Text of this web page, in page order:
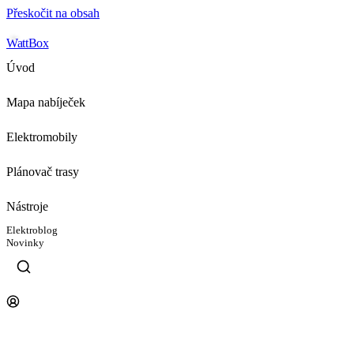
Přeskočit na obsah
WattBox
Úvod
Mapa nabíječek
Elektromobily
Plánovač trasy
Nástroje
Elektroblog
Novinky